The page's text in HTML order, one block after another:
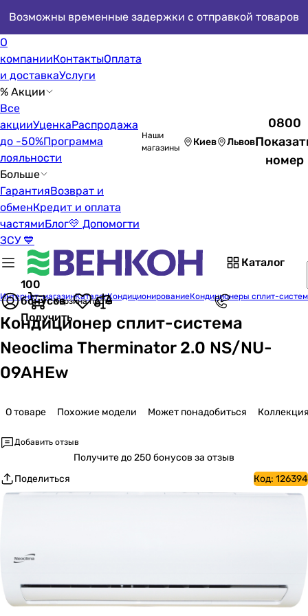
Возможны временные задержки с отправкой товаров
О
компанииКонтактыОплата
и доставкаУслуги
% Акции
Все
акцииУценкаРаспродажа
до -50%Программа
лояльности
Больше
ГарантияВозврат и
обменКредит и оплата
частямиБлог💛 Допомогти
ЗСУ 💙
Наши
магазины
Киев Львов
0800
номер
Каталог
100
бонусов
Получить
Корзина пуста
Интернет-магазинКаталогКондиционированиеКондиционеры сплит-
Кондиционер сплит-система
Neoclima Therminator 2.0 NS/NU-
09AHEw
О товаре Похожие модели Может понадобиться
Добавить отзыв
Получитедо 250 бонусов за отзыв
Поделиться
Код: 126394